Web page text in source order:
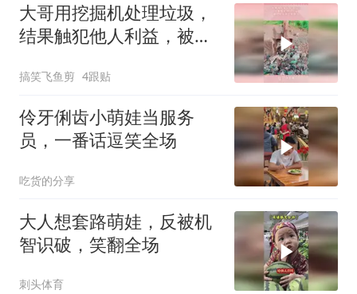
大哥用挖掘机处理垃圾，
结果触犯他人利益，被人
搞笑飞鱼剪 4跟贴
伶牙俐齿小萌娃当服务
员，一番话逗笑全场
吃货的分享
大人想套路萌娃，反被机
智识破，笑翻全场
刺头体育